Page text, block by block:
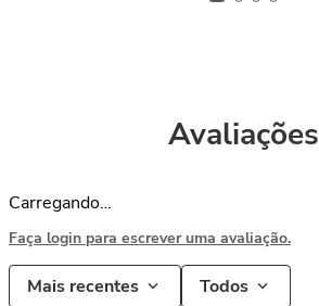
Avaliações
Carregando…
Faça login para escrever uma avaliação.
Mais recentes Todos